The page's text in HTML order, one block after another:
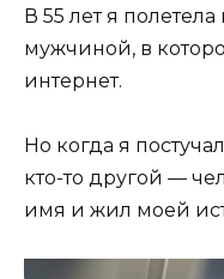
В 55 лет я
мужчиной, в
интернет.
Но когда я
кто-то другой —
имя и жил моей